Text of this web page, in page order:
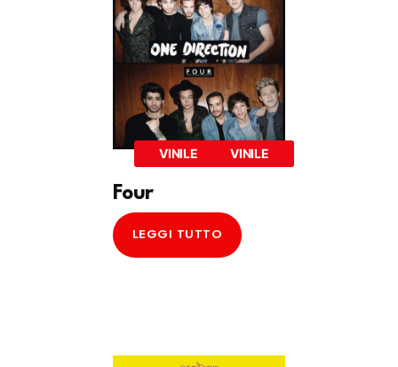
VINILE VINILE
Four
LEGGI TUTTO